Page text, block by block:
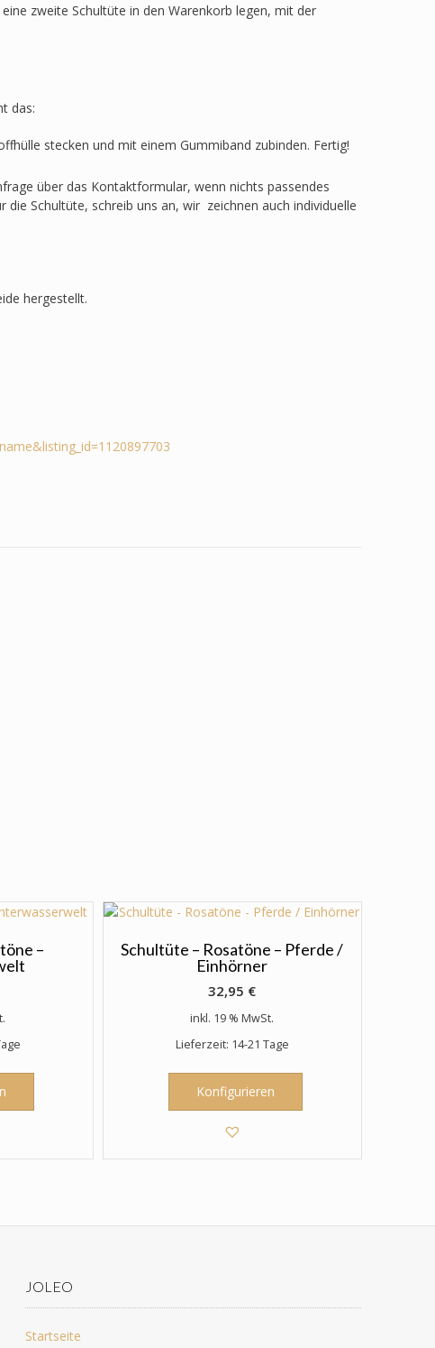
zweite Schultüte in den Warenkorb legen, mit der
das:
stecken und mit einem Gummiband zubinden. Fertig!
über das Kontaktformular, wenn nichts passendes
Schultüte, schreib uns an, wir zeichnen auch individuelle
hergestellt.
–
Schultüte – Rosatöne – Pferde /
Einhörner
32,95 €
inkl. 19 % MwSt.
Lieferzeit: 14-21 Tage
Konfigurieren
JOLEO
Startseite